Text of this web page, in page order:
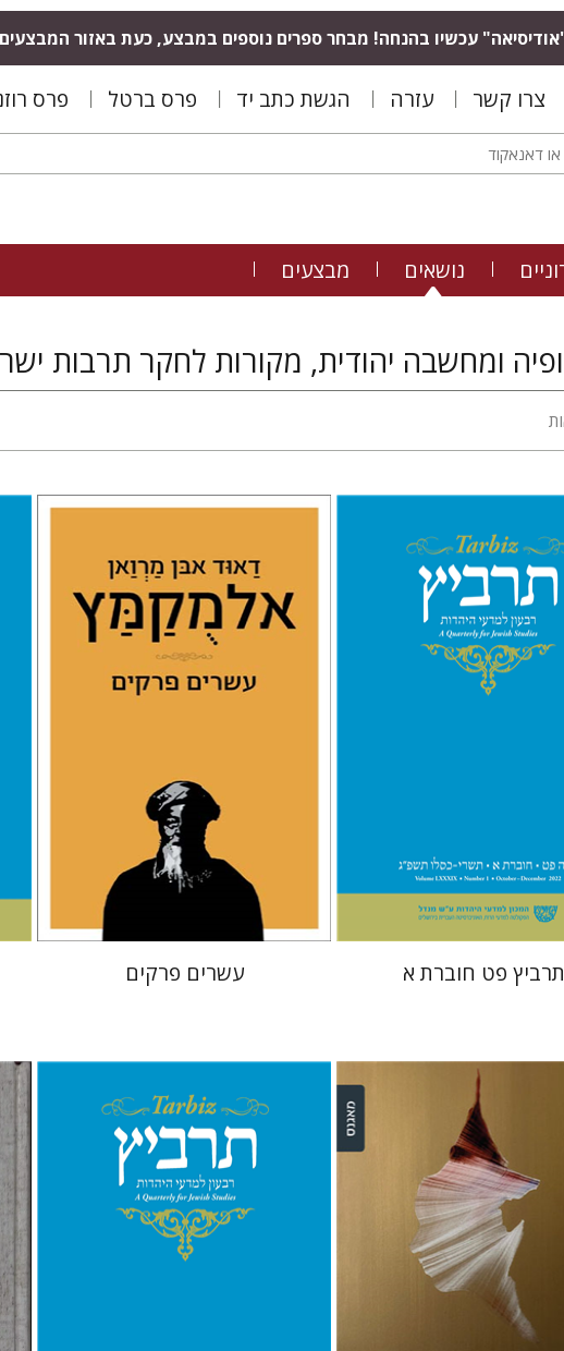
עכשיו בהנחה! מבחר ספרים נוספים במבצע, כעת באזור
צרו קשר עזרה הגשת כתב יד פרס ברטל פרס
נושאים מבצעים
ומחשבה יהודית, מקורות לחקר תרבות
שלמה נאה שרית שלו-עיני
משה הלברטל
$29
$26
תרביץ פט חוברת א
שרה סטרומזה
הנחת אתר ספר מודפס
$42
$38
עשרים פרקים
נעמת עיר-שי
רוני גולדשטיין
משה הלברטל
שלמה נאה
שרית שלו-עיני